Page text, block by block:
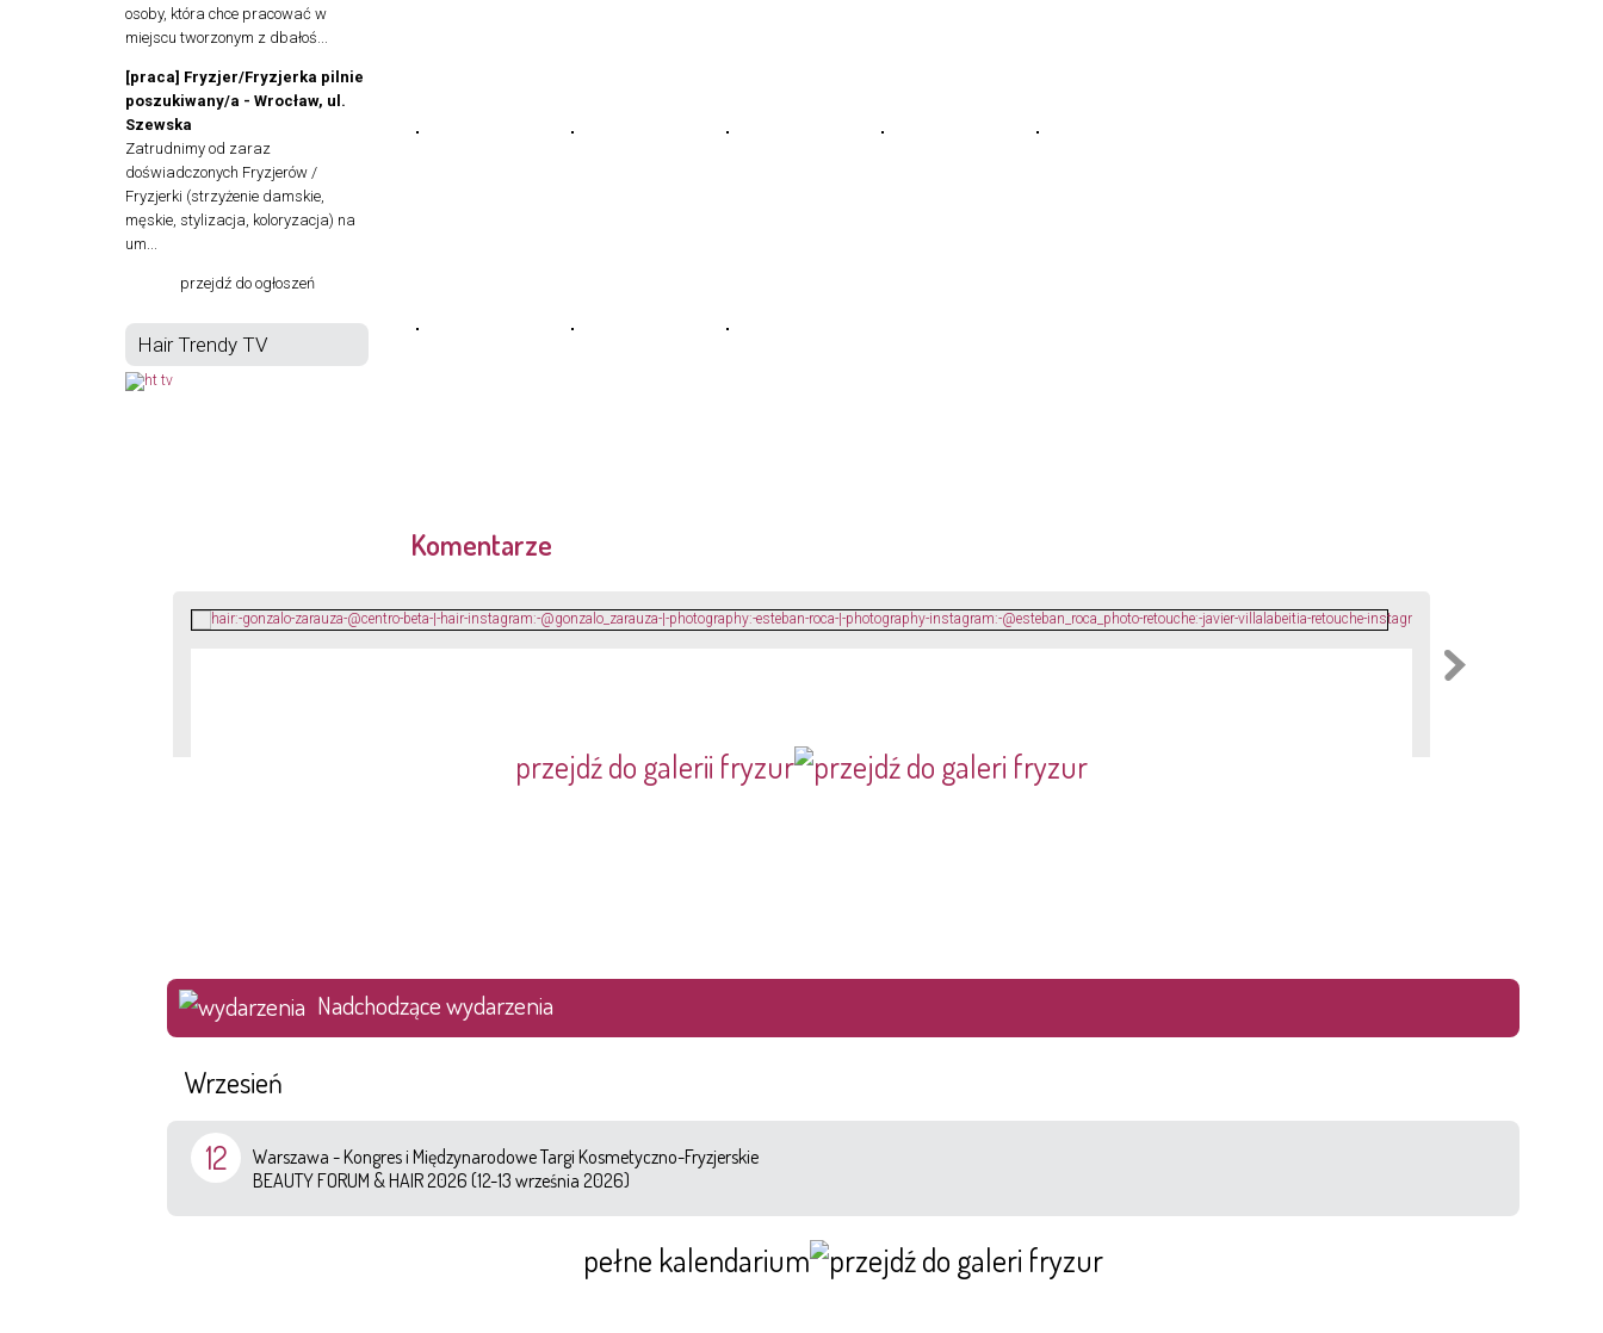
osoby, która chce pracować w
miejscu tworzonym z dbałoś...
[praca] Fryzjer/Fryzjerka pilnie
poszukiwany/a - Wrocław, ul.
Szewska
Zatrudnimy od zaraz
doświadczonych Fryzjerów /
Fryzjerki (strzyżenie damskie,
męskie, stylizacja, koloryzacja) na
um...
przejdź do ogłoszeń
Hair Trendy TV
Komentarze
przejdź do galerii fryzur
Nadchodzące wydarzenia
Wrzesień
12
Warszawa - Kongres i Międzynarodowe Targi Kosmetyczno-Fryzjerskie
BEAUTY FORUM & HAIR 2026 (12-13 września 2026)
pełne kalendarium